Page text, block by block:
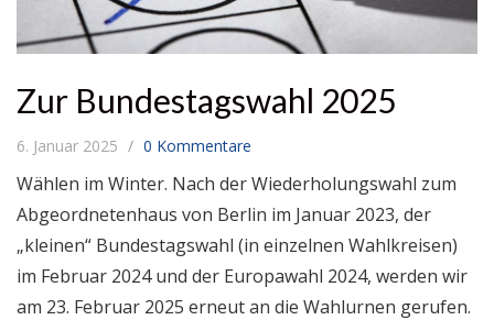
Zur Bundestagswahl 2025
6. Januar 2025 0 Kommentare
Wählen im Winter. Nach der Wiederholungswahl zum
Abgeordnetenhaus von Berlin im Januar 2023, der
„kleinen“ Bundestagswahl (in einzelnen Wahlkreisen)
im Februar 2024 und der Europawahl 2024, werden wir
am 23. Februar 2025 erneut an die Wahlurnen gerufen.